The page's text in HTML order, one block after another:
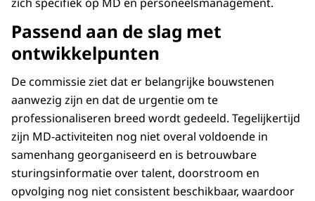
zich specifiek op MD en personeelsmanagement.
Passend aan de slag met
ontwikkelpunten
De commissie ziet dat er belangrijke bouwstenen
aanwezig zijn en dat de urgentie om te
professionaliseren breed wordt gedeeld. Tegelijkertijd
zijn MD-activiteiten nog niet overal voldoende in
samenhang georganiseerd en is betrouwbare
sturingsinformatie over talent, doorstroom en
opvolging nog niet consistent beschikbaar, waardoor